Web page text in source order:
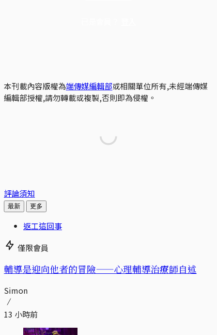
本刊載內容版權為端傳媒編輯部或相關單位所有,未經端傳媒
編輯部授權,請勿轉載或複製,否則即為侵權。
評論須知
最新 更多
返工這回事
僅限會員
輔導是迎向他者的冒險——心理輔導治療師自述
Simon
13 小時前